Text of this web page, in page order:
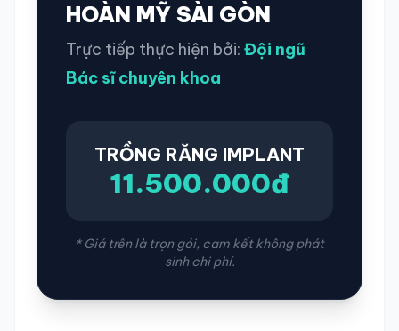
HOÀN MỸ SÀI GÒN
Trực tiếp thực hiện bởi: Đội ngũ
Bác sĩ chuyên khoa
TRỒNG RĂNG IMPLANT
11.500.000đ
* Giá trên là trọn gói, cam kết không phát
sinh chi phí.